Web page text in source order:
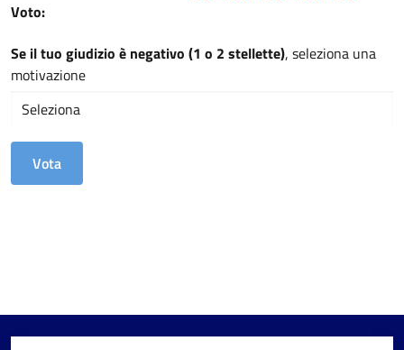
Voto:
Se il tuo giudizio è negativo (1 o 2 stellette), seleziona una
motivazione